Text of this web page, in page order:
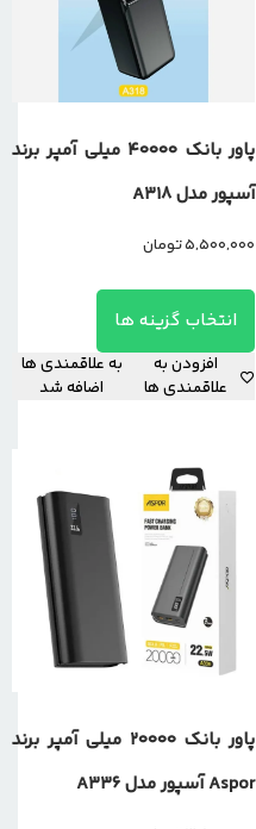
پاور بانک 40000 میلی آمپر برند
آسپور مدل A318
5,500,000تومان
انتخاب گزینه ها
افزودن به
علاقمندی ها
به علاقمندی ها
اضافه شد
پاور بانک 20000 میلی آمپر برند
Aspor آسپور مدل A336